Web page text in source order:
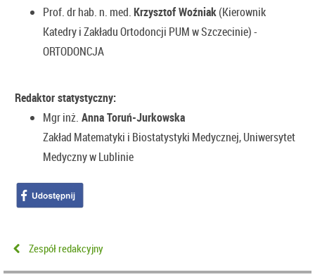
Prof. dr hab. n. med.Krzysztof Woźniak(Kierownik
Katedry i Zakładu Ortodoncji PUM w Szczecinie) -
ORTODONCJA
Redaktor statystyczny:
Mgr inż. Anna Toruń-Jurkowska
Zakład Matematyki i Biostatystyki Medycznej, Uniwersytet
Medyczny w Lublinie
Zespół redakcyjny